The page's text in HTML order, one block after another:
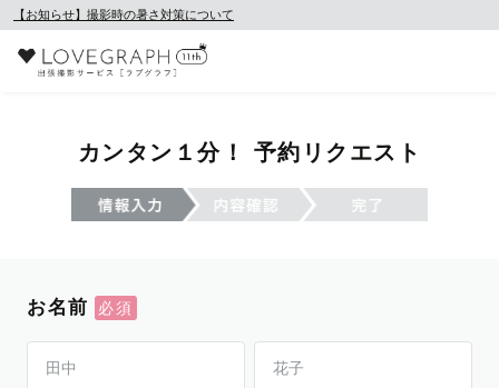
【お知らせ】撮影時の暑さ対策について
カンタン１分！ 予約リクエスト
お名前